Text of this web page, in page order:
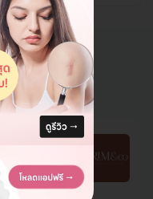
ยด์ (keloid
ดขึ้นอยู่กับ
รม)